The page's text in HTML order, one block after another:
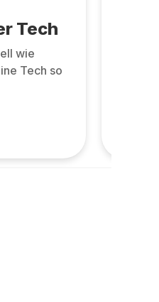
Tech
wie
Tech so